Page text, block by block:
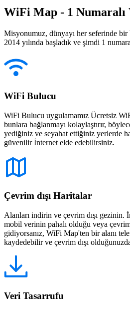
WiFi Map - 1
Misyonumuz, dünyayı her seferinde bir
2014 yılında başladık ve şimdi 1
WiFi Bulucu
WiFi Bulucu uygulamamız Ücretsiz
bunlara bağlanmayı kolaylaştırır,
yediğiniz ve seyahat ettiğiniz yerlerde
güvenilir İnternet elde edebilirsiniz.
Çevrim dışı Haritalar
Alanları indirin ve çevrim dışı gezinin.
mobil verinin pahalı olduğu veya
gidiyorsanız, WiFi Map'ten bir alanı
kaydedebilir ve çevrim dışı
Veri Tasarrufu